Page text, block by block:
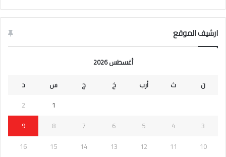
ارشيف الموقع
أغسطس 2026
ن
ث أرب خ ج س
د
1
2
3
4
5
6
7
8
9
10
11
12
13
14
15
16